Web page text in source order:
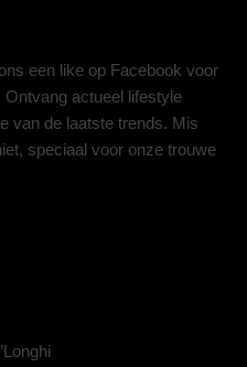
een like op Facebook voor
actueel lifestyle
van de laatste trends. Mis
speciaal voor onze trouwe